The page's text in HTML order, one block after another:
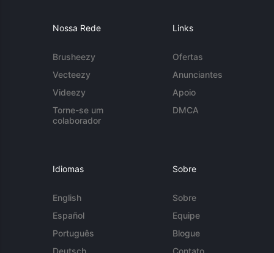
Nossa Rede
Brusheezy
Vecteezy
Videezy
Torne-se um
colaborador
Links
Ofertas
Anunciantes
Apoio
DMCA
Idiomas
English
Español
Português
Deutsch
Sobre
Sobre
Equipe
Blogue
Contato